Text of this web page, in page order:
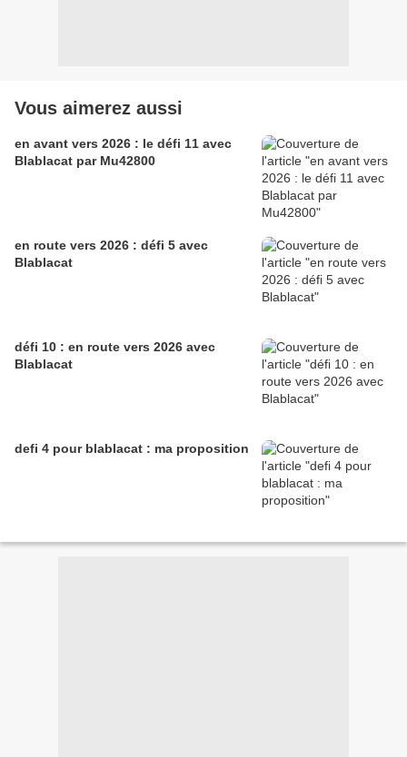
Vous aimerez aussi
en avant vers 2026 : le défi 11 avec
Blablacat par Mu42800
en route vers 2026 : défi 5 avec
Blablacat
défi 10 : en route vers 2026 avec
Blablacat
defi 4 pour blablacat : ma proposition